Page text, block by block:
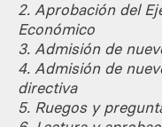
2. Aprobación del
Económico
3. Admisión de
4. Admisión de
directiva
5. Ruegos y